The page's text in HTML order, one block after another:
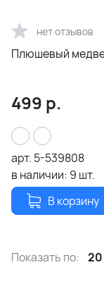
нет отзывов
Плюшевый
499 р.
арт. 5-539808
в наличии: 9 шт.
В корзину
Показать по: 20